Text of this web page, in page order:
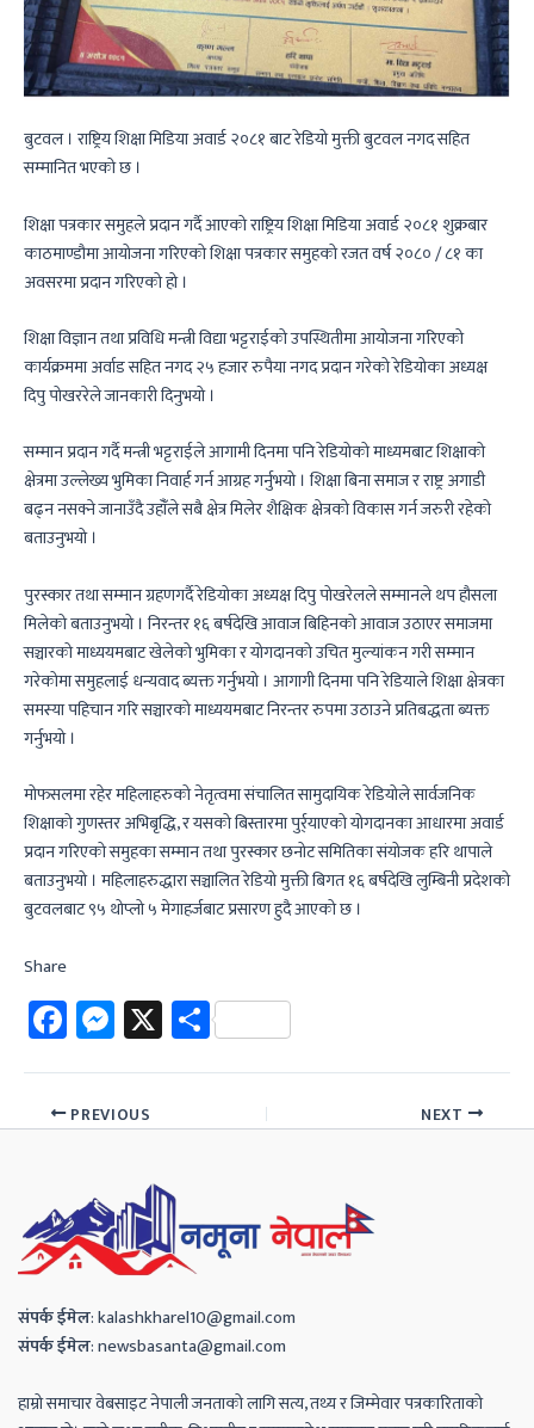
बुटवल । राष्ट्रिय शिक्षा मिडिया अवार्ड २०८१ बाट रेडियो मुक्ती बुटवल नगद सहित
सम्मानित भएको छ ।
शिक्षा पत्रकार समुहले प्रदान गर्दै आएको राष्ट्रिय शिक्षा मिडिया अवार्ड २०८१ शुक्रबार
काठमाण्डौमा आयोजना गरिएको शिक्षा पत्रकार समुहको रजत वर्ष २०८० / ८१ का
अवसरमा प्रदान गरिएको हो ।
शिक्षा विज्ञान तथा प्रविधि मन्त्री विद्या भट्टराईको उपस्थितीमा आयोजना गरिएको
कार्यक्रममा अर्वाड सहित नगद २५ हजार रुपैया नगद प्रदान गरेको रेडियोका अध्यक्ष
दिपु पोखररेले जानकारी दिनुभयो ।
सम्मान प्रदान गर्दै मन्त्री भट्टराईले आगामी दिनमा पनि रेडियोको माध्यमबाट शिक्षाको
क्षेत्रमा उल्लेख्य भुमिका निवार्ह गर्न आग्रह गर्नुभयो । शिक्षा बिना समाज र राष्ट्र अगाडी
बढ्न नसक्ने जानाउँदै उहाँँले सबै क्षेत्र मिलेर शैक्षिक क्षेत्रको विकास गर्न जरुरी रहेको
बताउनुभयो ।
पुरस्कार तथा सम्मान ग्रहणगर्दै रेडियोका अध्यक्ष दिपु पोखरेलले सम्मानले थप हौसला
मिलेको बताउनुभयो । निरन्तर १६ बर्षदेखि आवाज बिहिनको आवाज उठाएर समाजमा
सञ्चारको माध्ययमबाट खेलेको भुमिका र योगदानको उचित मुल्यांकन गरी सम्मान
गरेकोमा समुहलाई धन्यवाद ब्यक्त गर्नुभयो । आगागी दिनमा पनि रेडियाले शिक्षा क्षेत्रका
समस्या पहिचान गरि सञ्चारको माध्ययमबाट निरन्तर रुपमा उठाउने प्रतिबद्धता ब्यक्त
गर्नुभयो ।
मोफसलमा रहेर महिलाहरुको नेतृत्वमा संचालित सामुदायिक रेडियोले सार्वजनिक
शिक्षाको गुणस्तर अभिबृद्धि, र यसको बिस्तारमा पुर्र्याएको योगदानका आधारमा अवार्ड
प्रदान गरिएको समुहका सम्मान तथा पुरस्कार छनोट समितिका संयोजक हरि थापाले
बताउनुभयो । महिलाहरुद्धारा सञ्चालित रेडियो मुक्ती बिगत १६ बर्षदेखि लुम्बिनी प्रदेशको
बुटवलबाट ९५ थोप्लो ५ मेगाहर्जबाट प्रसारण हुदै आएको छ ।
Share
Fa
ce
b
o
M
es
se
n
ge
r
X Sh
ar
e
PREVIOUS NEXT
संपर्कईमेल:kalashkharel10@gmail.com
संपर्कईमेल:newsbasanta@gmail.com
हाम्रो समाचार वेबसाइट नेपाली जनताको लागि सत्य, तथ्य र जिम्मेवार पत्रकारिताको